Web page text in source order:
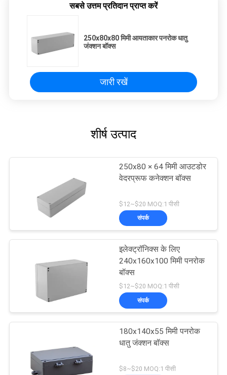
सबसे उत्तम प्रतिदान प्राप्त करें
250x80x80 मिमी आयताकार पनरोक धातु
जंक्शन बॉक्स
जारी रखें
शीर्ष उत्पाद
250x80 × 64 मिमी आउटडोर
वेदरप्रूफ कनेक्शन बॉक्स
$12~$20 MOQ:1 पीसी
संपर्क
इलेक्ट्रॉनिक्स के लिए
240x160x100 मिमी पनरोक
बॉक्स
$12~$20 MOQ:1 पीसी
संपर्क
180x140x55 मिमी पनरोक
धातु जंक्शन बॉक्स
$8~$20 MOQ:1 पीसी